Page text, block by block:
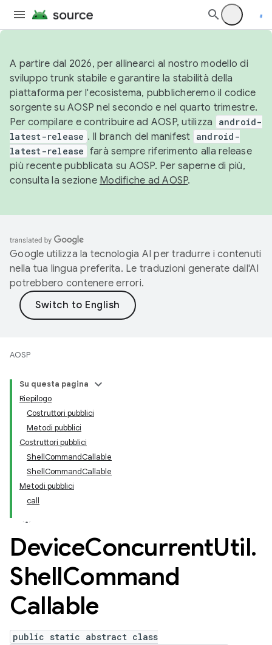
A partire dal 2026, per allinearci al nostro modello di
sviluppo trunk stabile e garantire la stabilità della
piattaforma per l'ecosistema, pubblicheremo il codice
sorgente su AOSP nel secondo e nel quarto trimestre.
Per compilare e contribuire ad AOSP, utilizza
android-
latest-release . Il branch del manifest android-
latest-release farà sempre riferimento alla release
più recente pubblicata su AOSP. Per saperne di più,
consulta la sezione Modifiche ad AOSP.
Google utilizza la tecnologia AI per tradurre i contenuti
nella tua lingua preferita. Le traduzioni generate dall'AI
potrebbero contenere errori.
AOSP
Su questa pagina
Riepilogo
Costruttori pubblici
Metodi pubblici
Costruttori pubblici
ShellCommandCallable
ShellCommandCallable
Metodi pubblici
call
DeviceConcurrentUtil.
ShellCommand
Callable
public static abstract class